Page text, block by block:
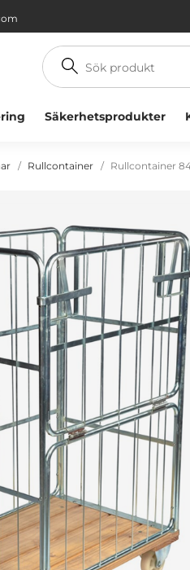
Sök
produkt
Säkerhetsprodukter
Rullcontainer Rullcontainer